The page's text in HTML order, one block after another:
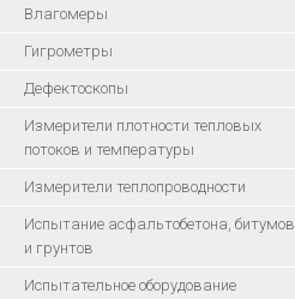
Влагомеры
Гигрометры
Дефектоскопы
Измерители плотности тепловых
потоков и температуры
Измерители теплопроводности
Испытание асфальтобетона, битумов
и грунтов
Испытательное оборудование